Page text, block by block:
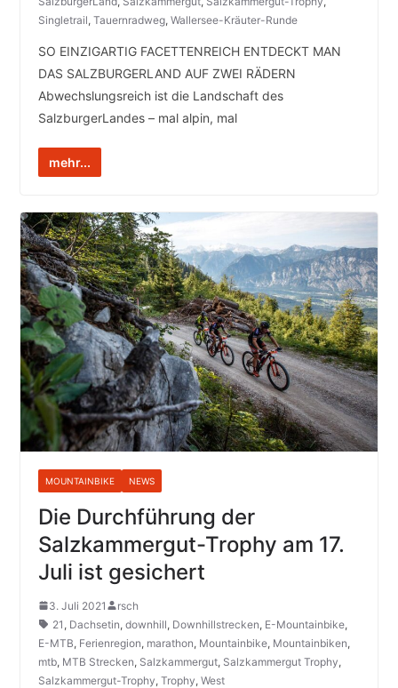
Singletrail, Tauernradweg, Wallersee-Kräuter-Runde
SO EINZIGARTIG FACETTENREICH ENTDECKT MAN
DAS SALZBURGERLAND AUF ZWEI RÄDERN
Abwechslungsreich ist die Landschaft des
SalzburgerLandes – mal alpin, mal
mehr...
MOUNTAINBIKE NEWS
Die Durchführung der
Salzkammergut-Trophy am 17.
Juli ist gesichert
3. Juli 2021
rsch
21 , Dachsetin, downhill, Downhillstrecken, E-Mountainbike,
E-MTB, Ferienregion, marathon, Mountainbike, Mountainbiken,
mtb, MTB Strecken, Salzkammergut, Salzkammergut Trophy,
Salzkammergut-Trophy, Trophy, West